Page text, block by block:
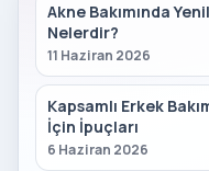
Akne Bakımında
Nelerdir?
11 Haziran 2026
Kapsamlı Erkek
İçin İpuçları
6 Haziran 2026